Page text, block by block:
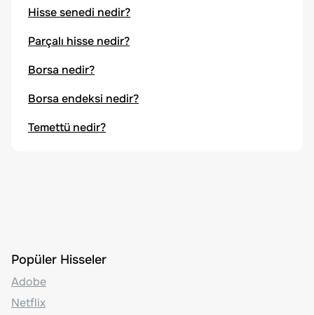
Hisse senedi nedir?
Parçalı hisse nedir?
Borsa nedir?
Borsa endeksi nedir?
Temettü nedir?
Popüler Hisseler
Adobe
Netflix